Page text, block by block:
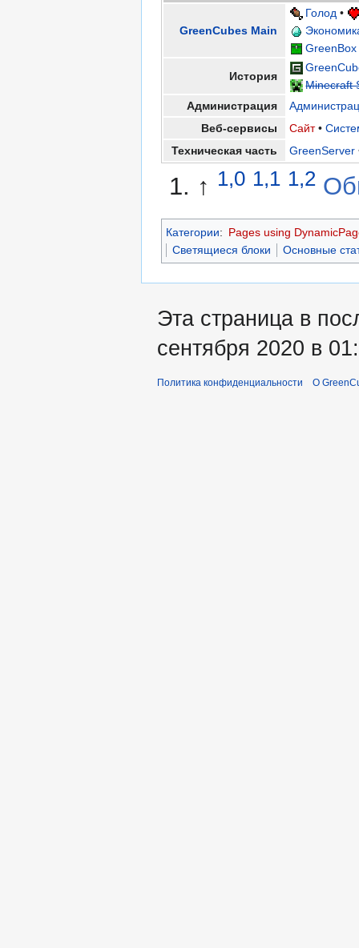
GreenCubes Main
Голод •
GreenBox
История
Minecraft
Администрация
Веб-сервисы
Сайт•
Техническая часть
GreenServer
↑ 1,0 1,1 1,2
Категории: Pages using
Светящиеся блоки
Основные
Эта страница в
сентября 2020 в
Политика конфиденциальности О